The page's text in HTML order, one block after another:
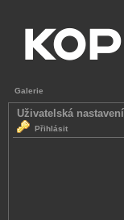
Galerie
Uživatelská nastavení
Přihlásit